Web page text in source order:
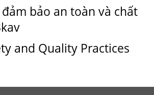
bảo an toàn và chất
and Quality Practices